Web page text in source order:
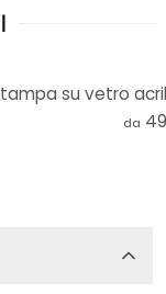
su vetro
da